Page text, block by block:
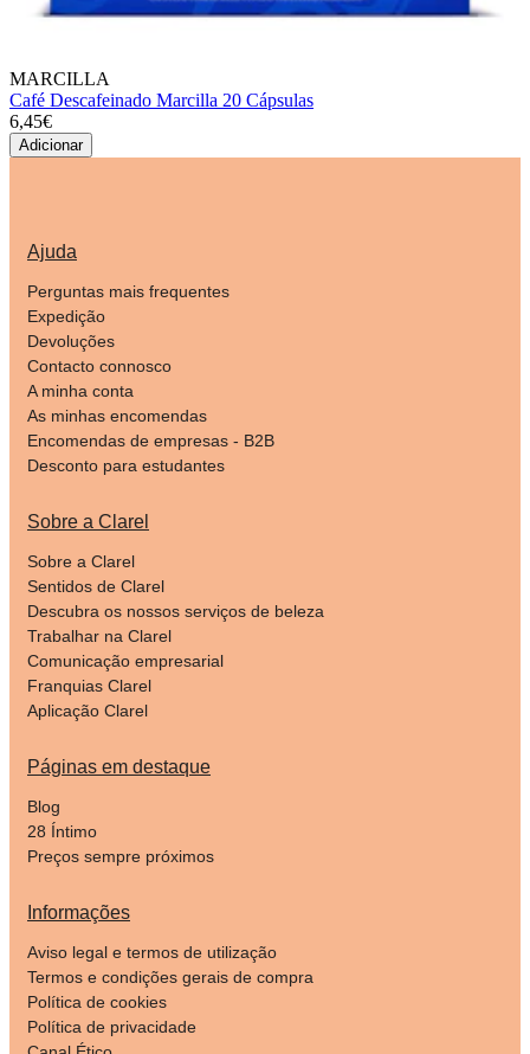
MARCILLA
Café Descafeinado Marcilla 20 Cápsulas
6,45€
Adicionar
Ajuda
Perguntas mais frequentes
Expedição
Devoluções
Contacto connosco
A minha conta
As minhas encomendas
Encomendas de empresas - B2B
Desconto para estudantes
Sobre a Clarel
Sobre a Clarel
Sentidos de Clarel
Descubra os nossos serviços de beleza
Trabalhar na Clarel
Comunicação empresarial
Franquias Clarel
Aplicação Clarel
Páginas em destaque
Blog
28 Íntimo
Preços sempre próximos
Informações
Aviso legal e termos de utilização
Termos e condições gerais de compra
Política de cookies
Política de privacidade